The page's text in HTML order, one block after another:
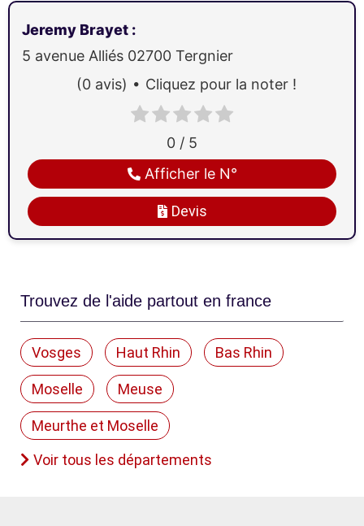
Jeremy Brayet :
5 avenue Alliés 02700 Tergnier
Devis
Afficher le N°
0 / 5
(0 avis) Cliquez pour la noter !
Trouvez de l'aide partout en france
Vosges Haut Rhin Bas Rhin
Moselle Meuse
Meurthe et Moselle
Voir tous les départements